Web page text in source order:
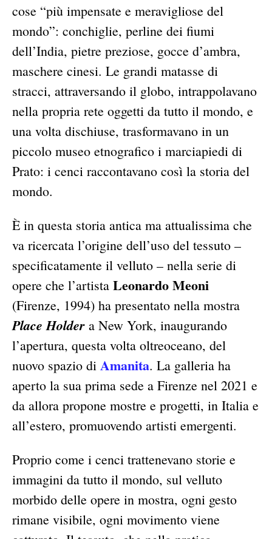
cose “più impensate e meravigliose del
mondo”: conchiglie, perline dei fiumi
dell’India, pietre preziose, gocce d’ambra,
maschere cinesi. Le grandi matasse di
stracci, attraversando il globo, intrappolavano
nella propria rete oggetti da tutto il mondo, e
una volta dischiuse, trasformavano in un
piccolo museo etnografico i marciapiedi di
Prato: i cenci raccontavano così la storia del
mondo.
È in questa storia antica ma attualissima che
va ricercata l’origine dell’uso del tessuto –
specificatamente il velluto – nella serie di
opere che l’artista Leonardo Meoni
(Firenze, 1994) ha presentato nella mostra
Place Holder a New York, inaugurando
l’apertura, questa volta oltreoceano, del
nuovo spazio di Amanita. La galleria ha
aperto la sua prima sede a Firenze nel 2021 e
da allora propone mostre e progetti, in Italia e
all’estero, promuovendo artisti emergenti.
Proprio come i cenci trattenevano storie e
immagini da tutto il mondo, sul velluto
morbido delle opere in mostra, ogni gesto
rimane visibile, ogni movimento viene